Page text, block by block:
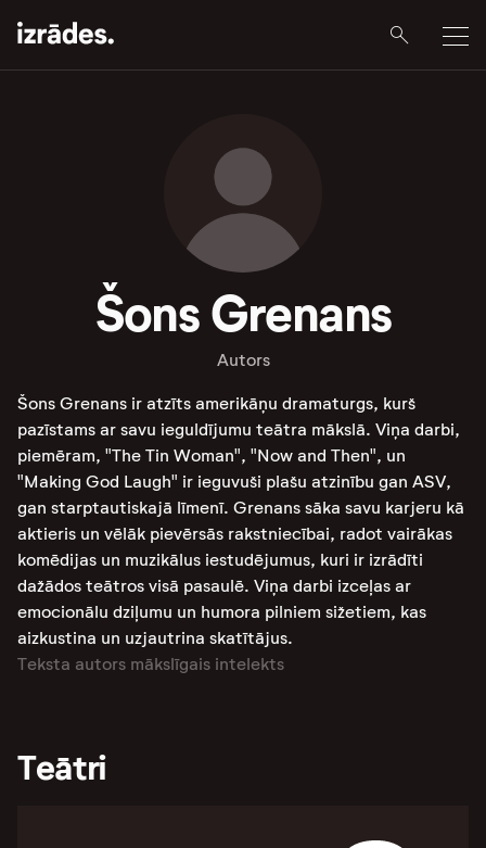
Šons Grenans
Autors
Šons Grenans ir atzīts amerikāņu dramaturgs, kurš
pazīstams ar savu ieguldījumu teātra mākslā. Viņa darbi,
piemēram, "The Tin Woman", "Now and Then", un
"Making God Laugh" ir ieguvuši plašu atzinību gan ASV,
gan starptautiskajā līmenī. Grenans sāka savu karjeru kā
aktieris un vēlāk pievērsās rakstniecībai, radot vairākas
komēdijas un muzikālus iestudējumus, kuri ir izrādīti
dažādos teātros visā pasaulē​. Viņa darbi izceļas ar
emocionālu dziļumu un humora pilniem sižetiem, kas
aizkustina un uzjautrina skatītājus​.
Teksta autors mākslīgais intelekts
Teātri